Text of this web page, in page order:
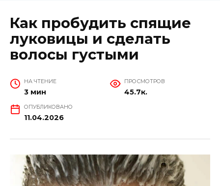
Как пробудить спящие
луковицы и сделать
волосы густыми
НА ЧТЕНИЕ
3 мин
ПРОСМОТРОВ
45.7к.
ОПУБЛИКОВАНО
11.04.2026